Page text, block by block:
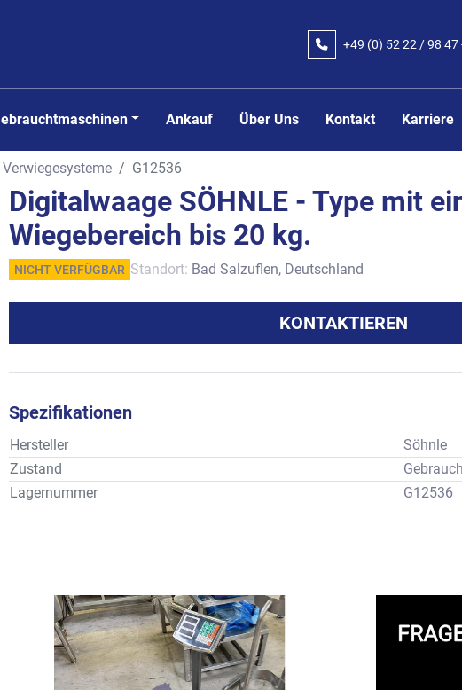
+49 (0) 52 22 / 98 47
Gebrauchtmaschinen Ankauf Über Uns Kontakt Karriere
Verwiegesysteme G12536
Digitalwaage SÖHNLE - Type mit
Wiegebereich bis 20 kg.
NICHT VERFÜGBAR Standort: Bad Salzuflen, Deutschland
KONTAKTIEREN
Spezifikationen
Hersteller
Söhnle
Zustand
Lagernummer
G12536